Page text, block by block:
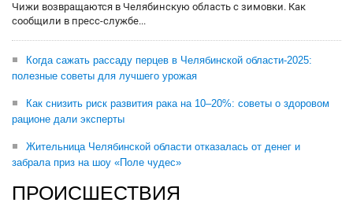
Чижи возвращаются в Челябинскую область с зимовки. Как
сообщили в пресс-службе...
Когда сажать рассаду перцев в Челябинской области-2025:
полезные советы для лучшего урожая
Как снизить риск развития рака на 10–20%: советы о здоровом
рационе дали эксперты
Жительница Челябинской области отказалась от денег и
забрала приз на шоу «Поле чудес»
ПРОИСШЕСТВИЯ